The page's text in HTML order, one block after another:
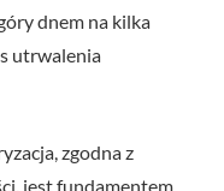
dnem na kilka
utrwalenia
zgodna z
jest fundamentem